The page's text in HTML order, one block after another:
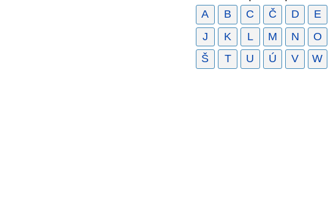
A B C Č D E
J
K L M N O
Š
T U Ú V W